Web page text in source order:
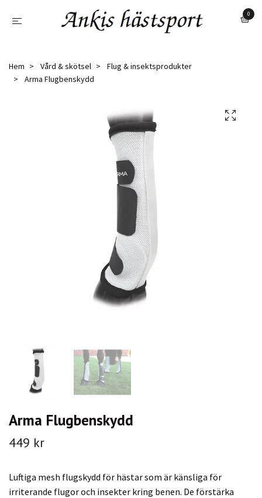
0
Hem Vård & skötsel
Flug & insektsprodukter
Arma Flugbenskydd
Arma Flugbenskydd
449 kr
Luftiga mesh flugskydd för hästar som är känsliga för
irriterande flugor och insekter kring benen. De förstärka